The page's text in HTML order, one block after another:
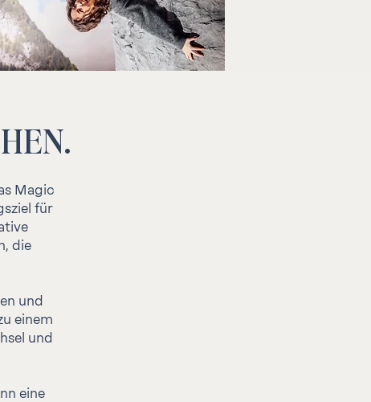
Magic
für
die
und
einem
und
eine